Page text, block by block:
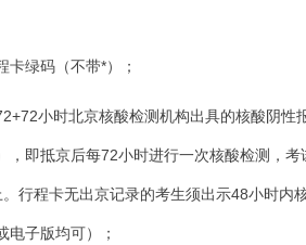
绿码（不带*）；
小时北京核酸检测机构出具的核酸阴性
，即抵京后每72小时进行一次核酸检测，考
行程卡无出京记录的考生须出示48小时内
电子版均可）；